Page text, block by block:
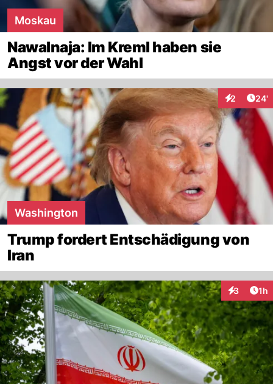
Moskau
Nawalnaja: Im Kreml haben sie
Angst vor der Wahl
2 24'
Washington
Trump fordert Entschädigung von
Iran
3 1h